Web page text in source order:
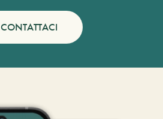
CONTATTACI